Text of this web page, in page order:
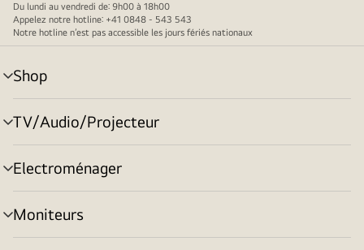
Du lundi au vendredi de: 9h00 à 18h00
Appelez notre hotline: +41 0848 - 543 543
Notre hotline n’est pas accessible les jours fériés nationaux
Shop
menu
déroulant
TV/Audio/Projecteur
menu
déroulant
Electroménager
menu
déroulant
Moniteurs
menu
déroulant